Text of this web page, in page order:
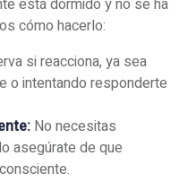
está dormido y no se ha
cómo hacerlo:
si reacciona, ya sea
o intentando responderte
No necesitas
asegúrate de que